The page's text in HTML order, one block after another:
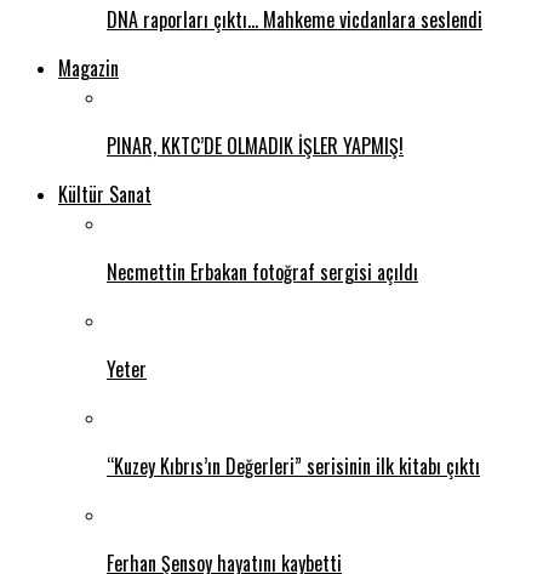
DNA raporları çıktı… Mahkeme vicdanlara seslendi
Magazin
PINAR, KKTC’DE OLMADIK İŞLER YAPMIŞ!
Kültür Sanat
Necmettin Erbakan fotoğraf sergisi açıldı
Yeter
“Kuzey Kıbrıs’ın Değerleri” serisinin ilk kitabı çıktı
Ferhan Şensoy hayatını kaybetti